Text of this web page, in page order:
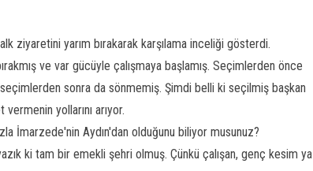
ziyaretini yarım bırakarak karşılama inceliği gösterdi.
ve var gücüyle çalışmaya başlamış. Seçimlerden önce
sonra da sönmemiş. Şimdi belli ki seçilmiş başkan
yollarını arıyor.
İmarzede'nin Aydın'dan olduğunu biliyor musunuz?
ki tam bir emekli şehri olmuş. Çünkü çalışan, genç kesim ya